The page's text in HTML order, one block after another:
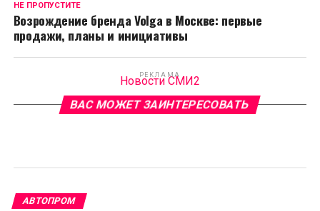
НЕ ПРОПУСТИТЕ
Возрождение бренда Volga в Москве: первые
продажи, планы и инициативы
РЕКЛАМА
Новости СМИ2
ВАС МОЖЕТ ЗАИНТЕРЕСОВАТЬ
АВТОПРОМ